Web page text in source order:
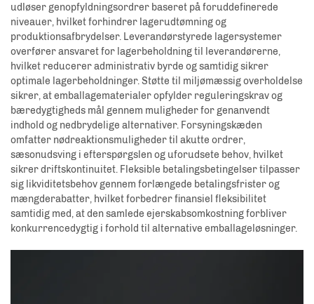
udløser genopfyldningsordrer baseret på foruddefinerede
niveauer, hvilket forhindrer lagerudtømning og
produktionsafbrydelser. Leverandørstyrede lagersystemer
overfører ansvaret for lagerbeholdning til leverandørerne,
hvilket reducerer administrativ byrde og samtidig sikrer
optimale lagerbeholdninger. Støtte til miljømæssig overholdelse
sikrer, at emballagematerialer opfylder reguleringskrav og
bæredygtigheds mål gennem muligheder for genanvendt
indhold og nedbrydelige alternativer. Forsyningskæden
omfatter nødreaktionsmuligheder til akutte ordrer,
sæsonudsving i efterspørgslen og uforudsete behov, hvilket
sikrer driftskontinuitet. Fleksible betalingsbetingelser tilpasser
sig likviditetsbehov gennem forlængede betalingsfrister og
mængderabatter, hvilket forbedrer finansiel fleksibilitet
samtidig med, at den samlede ejerskabsomkostning forbliver
konkurrencedygtig i forhold til alternative emballageløsninger.